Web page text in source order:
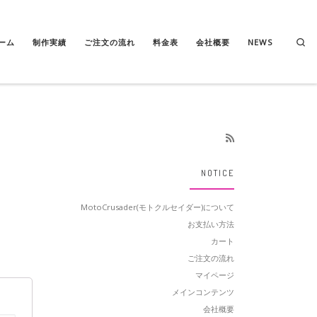
ム 制作実績 ご注文の流れ 料金表 会社概要 NEWS
NOTICE
MotoCrusader(モトクルセイダー)について
お支払い方法
カート
ご注文の流れ
マイページ
メインコンテンツ
会社概要